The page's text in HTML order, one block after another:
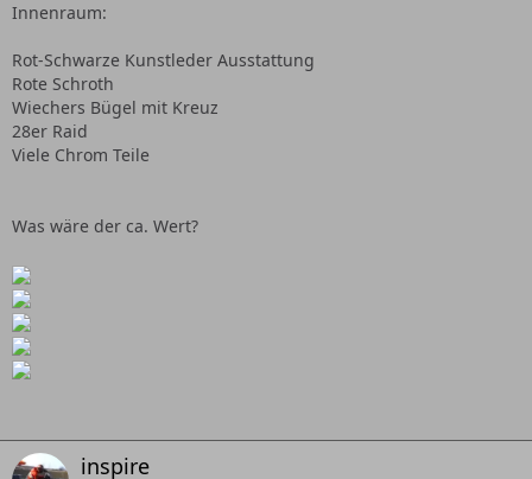
Innenraum:
Rot-Schwarze Kunstleder Ausstattung
Rote Schroth
Wiechers Bügel mit Kreuz
28er Raid
Viele Chrom Teile
Was wäre der ca. Wert?
inspire